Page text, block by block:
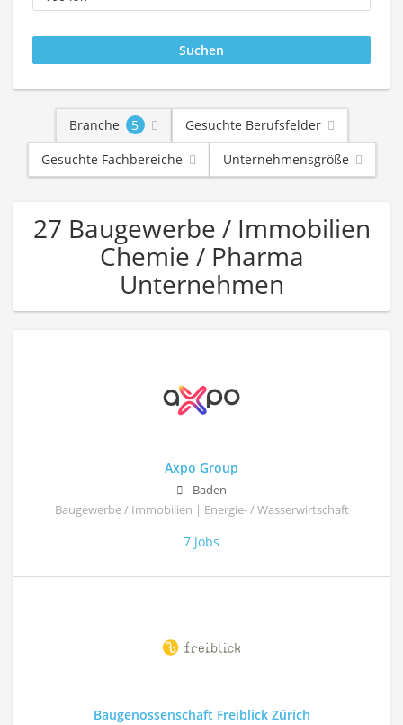
Branche 5
Gesuchte Berufsfelder
Gesuchte Fachbereiche
Unternehmensgröße
27 Baugewerbe / Immobilien
Chemie / Pharma
Unternehmen
Axpo Group
Baden
Baugewerbe / Immobilien | Energie- / Wasserwirtschaft
7 Jobs
Baugenossenschaft Freiblick Zürich